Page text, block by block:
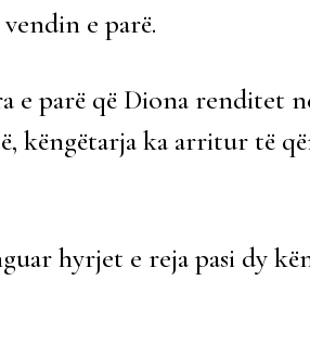
e parë.
e parë që Diona renditet
këngëtarja ka arritur të
hyrjet e reja pasi dy